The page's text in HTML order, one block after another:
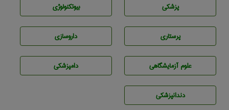
پزشكی بيوتكنولوژی
پرستاری داروسازی
علوم آزمايشگاهی دامپزشكی
دندانپزشكی